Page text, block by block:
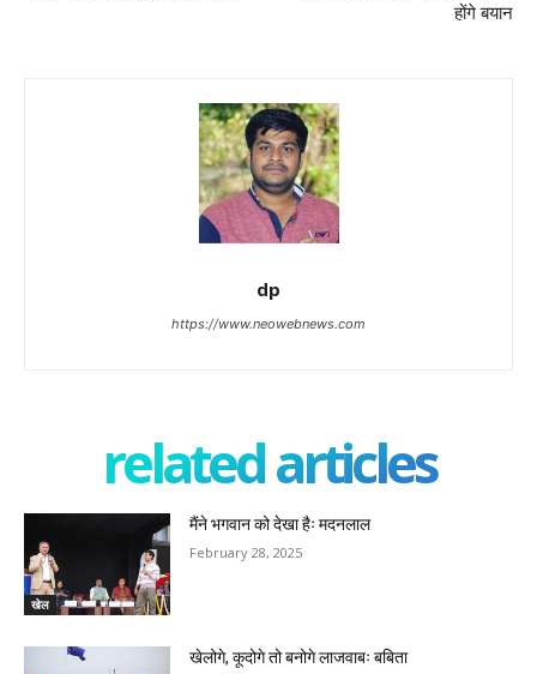
होंगे बयान
dp
https://www.neowebnews.com
related articles
खेल
मैंने भगवान को देखा हैः मदनलाल
February 28, 2025
खेलोगे, कूदोगे तो बनोगे लाजवाबः बबिता